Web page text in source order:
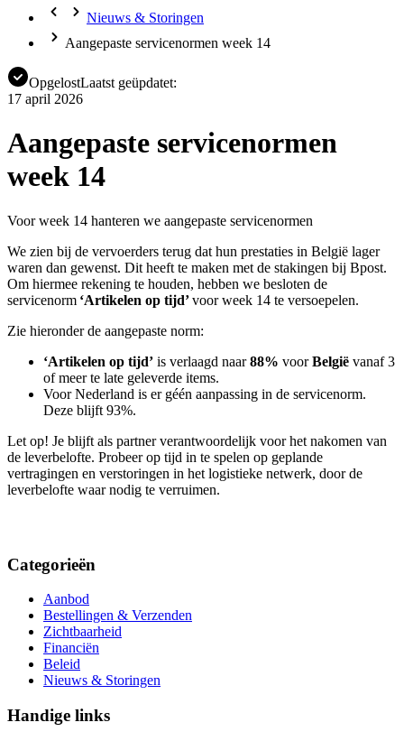
Nieuws & Storingen
Aangepaste servicenormen week 14
OpgelostLaatst geüpdatet:
17 april 2026
Aangepaste servicenormen
week 14
Voor week 14 hanteren we aangepaste servicenormen
We zien bij de vervoerders terug dat hun prestaties in België lager
waren dan gewenst. Dit heeft te maken met de stakingen bij Bpost.
Om hiermee rekening te houden, hebben we besloten de
servicenorm ‘Artikelen op tijd’voor week 14 te versoepelen.
Zie hieronder de aangepaste norm:
‘Artikelen op tijd’ is verlaagd naar88% voorBelgië vanaf 3
of meer te late geleverde items.
Voor Nederland is er géén aanpassing in de servicenorm.
Deze blijft 93%.
Let op! Je blijft als partner verantwoordelijk voor het nakomen van
de leverbelofte. Probeer op tijd in te spelen op geplande
vertragingen en verstoringen in het logistieke netwerk, door de
leverbelofte waar nodig te verruimen.
Categorieën
Aanbod
Bestellingen & Verzenden
Zichtbaarheid
Financiën
Beleid
Nieuws & Storingen
Handige links